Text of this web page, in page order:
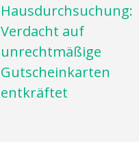
Hausdurchsuchung:
Verdacht auf
unrechtmäßige
Gutscheinkarten
entkräftet